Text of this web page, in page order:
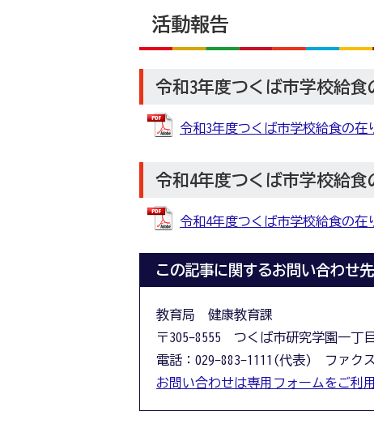
活動報告
令和3年度つくば市学校給
令和3年度つくば市学校給食の
令和4年度つくば市学校給
令和4年度つくば市学校給食の
この記事に関するお問い合わせ先
教育局 健康教育課
〒305-8555 つくば市研究学園一丁
電話：029-883-1111(代表) ファク
お問い合わせは専用フォームをご利